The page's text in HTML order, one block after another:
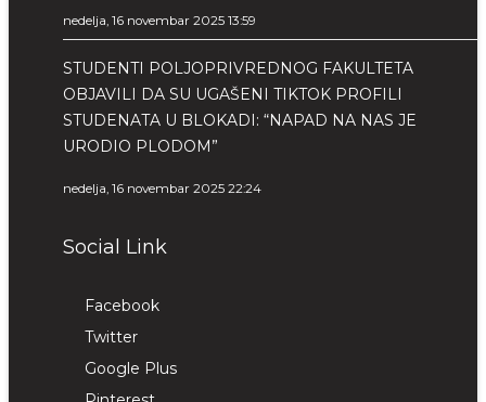
nedelja, 16 novembar 2025 13:59
STUDENTI POLJOPRIVREDNOG FAKULTETA
OBJAVILI DA SU UGAŠENI TIKTOK PROFILI
STUDENATA U BLOKADI: “NAPAD NA NAS JE
URODIO PLODOM”
nedelja, 16 novembar 2025 22:24
Social Link
Facebook
Twitter
Google Plus